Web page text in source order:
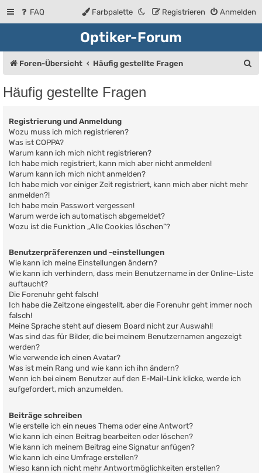
FAQ Anmelden
Registrieren
Farbpalette
Optiker-Forum
Foren-Übersicht Häufig gestellte Fragen
Häufig gestellte Fragen
Registrierung und Anmeldung
Wozu muss ich mich registrieren?
Was ist COPPA?
Warum kann ich mich nicht registrieren?
Ich habe mich registriert, kann mich aber nicht anmelden!
Warum kann ich mich nicht anmelden?
Ich habe mich vor einiger Zeit registriert, kann mich aber nicht mehr
anmelden?!
Ich habe mein Passwort vergessen!
Warum werde ich automatisch abgemeldet?
Wozu ist die Funktion „Alle Cookies löschen“?
Benutzerpräferenzen und -einstellungen
Wie kann ich meine Einstellungen ändern?
Wie kann ich verhindern, dass mein Benutzername in der Online-Liste
auftaucht?
Die Forenuhr geht falsch!
Ich habe die Zeitzone eingestellt, aber die Forenuhr geht immer noch
falsch!
Meine Sprache steht auf diesem Board nicht zur Auswahl!
Was sind das für Bilder, die bei meinem Benutzernamen angezeigt
werden?
Wie verwende ich einen Avatar?
Was ist mein Rang und wie kann ich ihn ändern?
Wenn ich bei einem Benutzer auf den E-Mail-Link klicke, werde ich
aufgefordert, mich anzumelden.
Beiträge schreiben
Wie erstelle ich ein neues Thema oder eine Antwort?
Wie kann ich einen Beitrag bearbeiten oder löschen?
Wie kann ich meinem Beitrag eine Signatur anfügen?
Wie kann ich eine Umfrage erstellen?
Wieso kann ich nicht mehr Antwortmöglichkeiten erstellen?